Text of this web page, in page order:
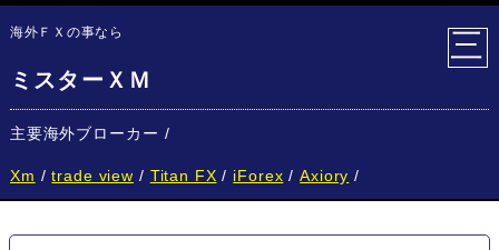
海外ＦＸの事なら
ミスターＸＭ
主要海外ブローカー
Xm trade view Titan FX iForex Axiory